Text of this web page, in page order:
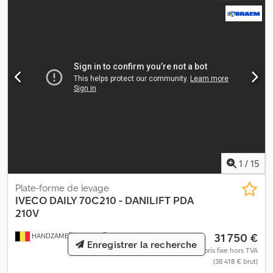
1 / 15
HANDZAME 538 km
Plate-forme de levage
IVECO DAILY 70C210 - DANILIFT PDA
210V
31 750 €
prix fixe hors TVA
(38 418 € brut)
Enregistrer la recherche